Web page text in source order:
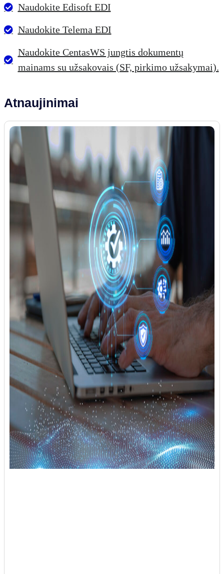
Naudokite Edisoft EDI
Naudokite Telema EDI
Naudokite CentasWS jungtis dokumentų
mainams su užsakovais (SF, pirkimo užsakymai).
Atnaujinimai